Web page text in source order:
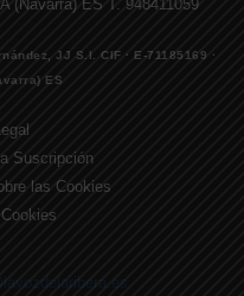
(Navarra) ES T. 948411059
JJ S.I. CIF · E-71185169 ·
ES
Suscripción
las Cookies